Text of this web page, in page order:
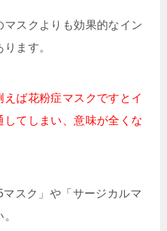
スクよりも効果的なイン
ます。
ば花粉症マスクですとイ
てしまい、意味が全くな
スク」や「サージカルマ